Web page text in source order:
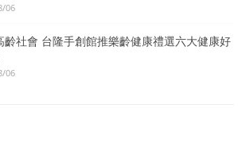
06
齡社會 台隆手創館推樂齡健康禮選六大健康好
06